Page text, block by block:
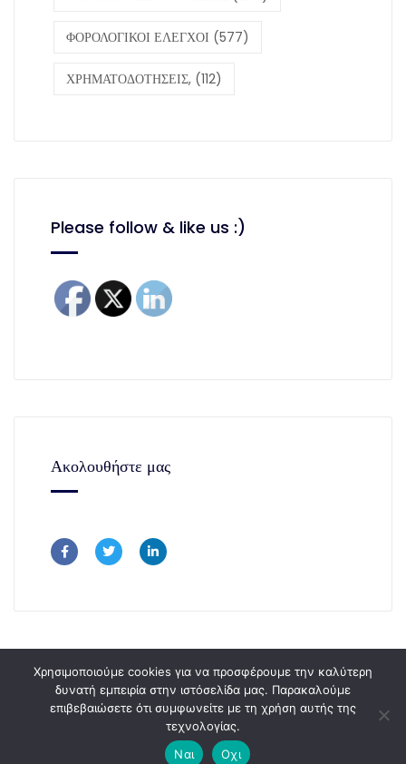
ΦΟΡΟΛΟΓΙΚΟΙ ΕΛΕΓΧΟΙ (577)
ΧΡΗΜΑΤΟΔΟΤΗΣΕΙΣ, (112)
Please follow & like us :)
Ακολουθήστε μας
Copyright © 365Consulting 2024.
Χρησιμοποιούμε cookies για να προσφέρουμε την καλύτερη
δυνατή εμπειρία στην ιστόσελίδα μας. Παρακαλούμε
επιβεβαιώσετε ότι συμφωνείτε με τη χρήση αυτής της
τεχνολογίας.
Ναι
Οχι